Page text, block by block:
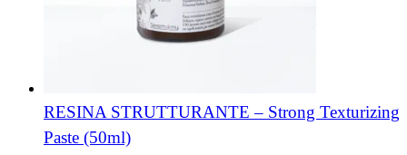
RESINA STRUTTURANTE – Strong Texturizing
Paste (50ml)